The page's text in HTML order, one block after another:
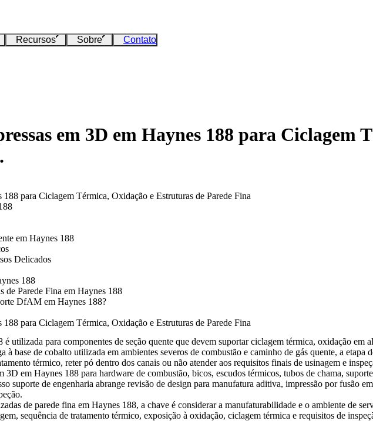
Recursos Sobre Contato
em 3D em Haynes 188 para Ciclagem
para Ciclagem Térmica, Oxidação e Estruturas de Parede Fina
em Haynes 188
Delicados
188
de Parede Fina em Haynes 188
DfAM em Haynes 188?
para Ciclagem Térmica, Oxidação e Estruturas de Parede Fina
utilizada para componentes de seção quente que devem suportar ciclagem térmica, oxidação em
base de cobalto utilizada em ambientes severos de combustão e caminho de gás quente, a
térmico, reter pó dentro dos canais ou não atender aos requisitos finais de usinagem e
3D em Haynes 188 para hardware de combustão, bicos, escudos térmicos, tubos de chama,
suporte de engenharia abrange revisão de design para manufatura aditiva, impressão por fusão
de parede fina em Haynes 188, a chave é considerar a manufaturabilidade e o ambiente de
sequência de tratamento térmico, exposição à oxidação, ciclagem térmica e requisitos de